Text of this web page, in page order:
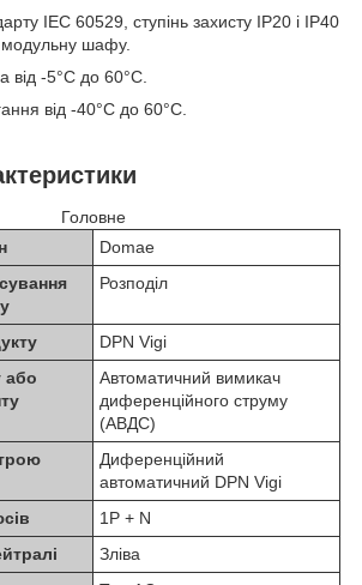
IEC 60529, ступінь захисту IP20 і IP40
модульну шафу.
від -5°C до 60°C.
від -40°С до 60°С.
Головне
Domae
Розподіл
DPN Vigi
або
Автоматичний вимикач
диференційного струму
(АВДС)
Диференційний
автоматичний DPN Vigi
1P + N
Зліва